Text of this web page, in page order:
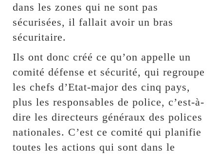
dans les zones qui ne sont pas
sécurisées, il fallait avoir un bras
sécuritaire.
Ils ont donc créé ce qu’on appelle un
comité défense et sécurité, qui regroupe
les chefs d’Etat-major des cinq pays,
plus les responsables de police, c’est-à-
dire les directeurs généraux des polices
nationales. C’est ce comité qui planifie
toutes les actions qui sont dans le